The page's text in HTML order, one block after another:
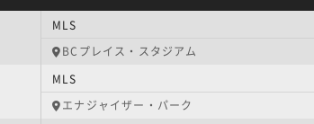
MLS
BCプレイス・スタジアム
MLS
エナジャイザー・パーク